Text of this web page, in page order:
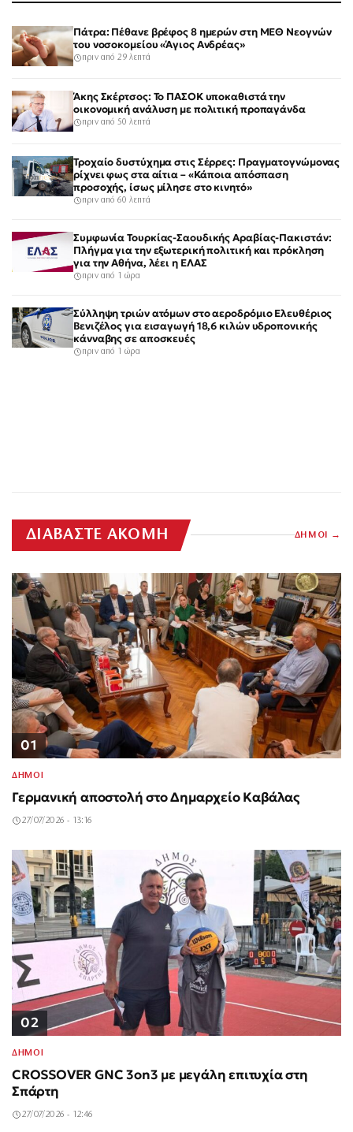
Πάτρα: Πέθανε βρέφος 8 ημερών στη ΜΕΘ Νεογνών
του νοσοκομείου «Άγιος Ανδρέας»
πριν από 29 λεπτά
Άκης Σκέρτσος: Το ΠΑΣΟΚ υποκαθιστά την
οικονομική ανάλυση με πολιτική προπαγάνδα
πριν από 50 λεπτά
Τροχαίο δυστύχημα στις Σέρρες: Πραγματογνώμονας
ρίχνει φως στα αίτια – «Κάποια απόσπαση
προσοχής, ίσως μίλησε στο κινητό»
πριν από 60 λεπτά
Συμφωνία Τουρκίας-Σαουδικής Αραβίας-Πακιστάν:
Πλήγμα για την εξωτερική πολιτική και πρόκληση
για την Αθήνα, λέει η ΕΛΑΣ
πριν από 1 ώρα
Σύλληψη τριών ατόμων στο αεροδρόμιο Ελευθέριος
Βενιζέλος για εισαγωγή 18,6 κιλών υδροπονικής
κάνναβης σε αποσκευές
πριν από 1 ώρα
ΔΙΑΒΑΣΤΕ ΑΚΟΜΗ ΔΗΜΟΙ
01
ΔΗΜΟΙ
Γερμανική αποστολή στο Δημαρχείο Καβάλας
27/07/2026 - 13:16
02
ΔΗΜΟΙ
CROSSOVER GNC 3on3 με μεγάλη επιτυχία στη
Σπάρτη
27/07/2026 - 12:46